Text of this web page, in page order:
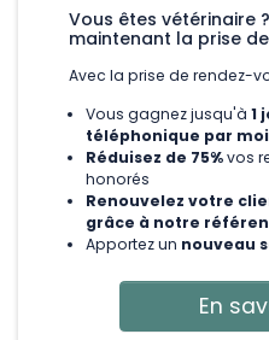
Vous êtes vétérinaire
maintenant la prise
Avec la prise de rendez-
Vous gagnez jusqu'à 1
téléphonique par
Réduisez de 75%vos
honorés
Renouvelez votre
grâce à notre
Apportez un nouveau
En